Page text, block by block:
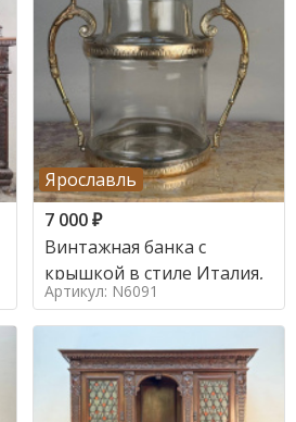
Ярославль
7 000₽
Винтажная банка с
крышкой в стиле Италия,
Артикул: N6091